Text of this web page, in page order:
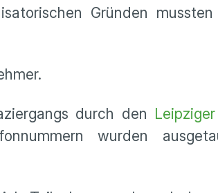
Gründen
durch den
wurden